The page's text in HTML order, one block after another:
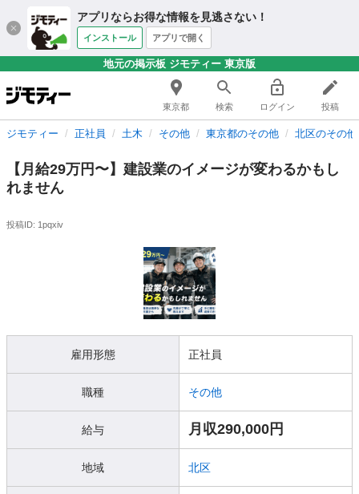
アプリならお得な情報を見逃さない！
インストール アプリで開く
地元の掲示板 ジモティー 東京版
東京都 検索 ログイン 投稿
ジモティー 正社員 土木 その他 東京都のその他 北区のその他
【月給29万円〜】建設業のイメージが変わるかもし
れません
投稿ID: 1pqxiv
雇用形態 正社員
職種 その他
給与 月収290,000円
地域 北区